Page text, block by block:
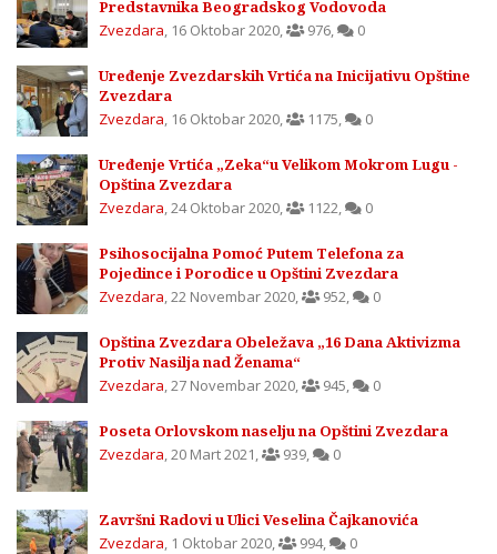
Predstavnika Beogradskog Vodovoda
Zvezdara, 16 Oktobar 2020, 976, 0
Uređenje Zvezdarskih Vrtića na Inicijativu Opštine
Zvezdara
Zvezdara, 16 Oktobar 2020, 1175, 0
Uređenje Vrtića „Zeka“u Velikom Mokrom Lugu -
Opština Zvezdara
Zvezdara,24 Oktobar 2020, 1122, 0
Psihosocijalna Pomoć Putem Telefona za
Pojedince i Porodice u Opštini Zvezdara
Zvezdara,22 Novembar 2020, 952, 0
Opština Zvezdara Obeležava „16 Dana Aktivizma
Protiv Nasilja nad Ženama“
Zvezdara,27 Novembar 2020, 945, 0
Poseta Orlovskom naselju na Opštini Zvezdara
Zvezdara,20 Mart 2021, 939, 0
Završni Radovi u Ulici Veselina Čajkanovića
Zvezdara, 1 Oktobar 2020, 994, 0